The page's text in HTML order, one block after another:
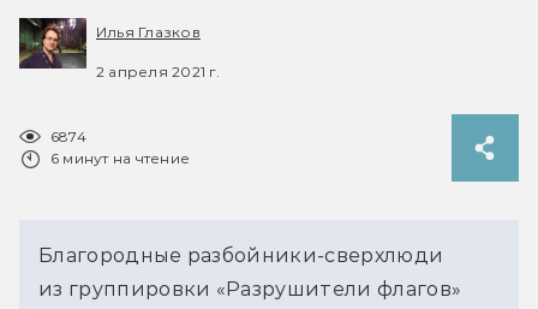
Илья Глазков
2 апреля 2021 г.
6874
6 минут на чтение
Благородные разбойники-сверхлюди
из группировки «Разрушители флагов»